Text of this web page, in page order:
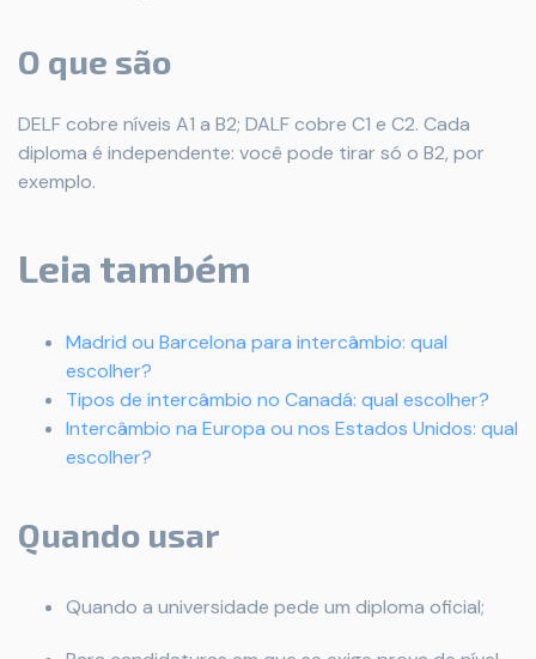
O que são
DELF cobre níveis A1 a B2; DALF cobre C1 e C2. Cada
diploma é independente: você pode tirar só o B2, por
exemplo.
Leia também
Madrid ou Barcelona para intercâmbio: qual
escolher?
Tipos de intercâmbio no Canadá: qual escolher?
Intercâmbio na Europa ou nos Estados Unidos: qual
escolher?
Quando usar
Quando a universidade pede um diploma oficial;